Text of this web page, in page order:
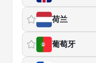
荷兰
葡萄牙